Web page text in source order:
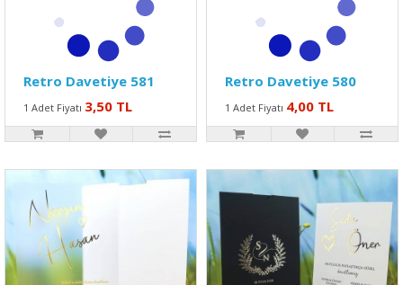
Retro Davetiye 581
1 Adet Fiyatı 3,50 TL
Retro Davetiye 580
1 Adet Fiyatı 4,00 TL